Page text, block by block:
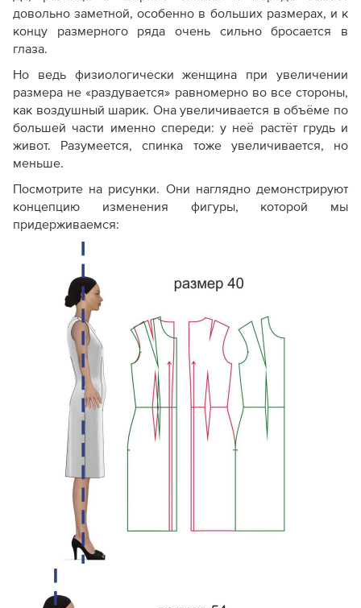
довольно заметной, особенно в больших размерах, и к
концу размерного ряда очень сильно бросается в
глаза.
Но ведь физиологически женщина при увеличении
размера не «раздувается» равномерно во все стороны,
как воздушный шарик. Она увеличивается в объёме по
большей части именно спереди: у неё растёт грудь и
живот. Разумеется, спинка тоже увеличивается, но
меньше.
Посмотрите на рисунки. Они наглядно демонстрируют
концепцию изменения фигуры, которой мы
придерживаемся: